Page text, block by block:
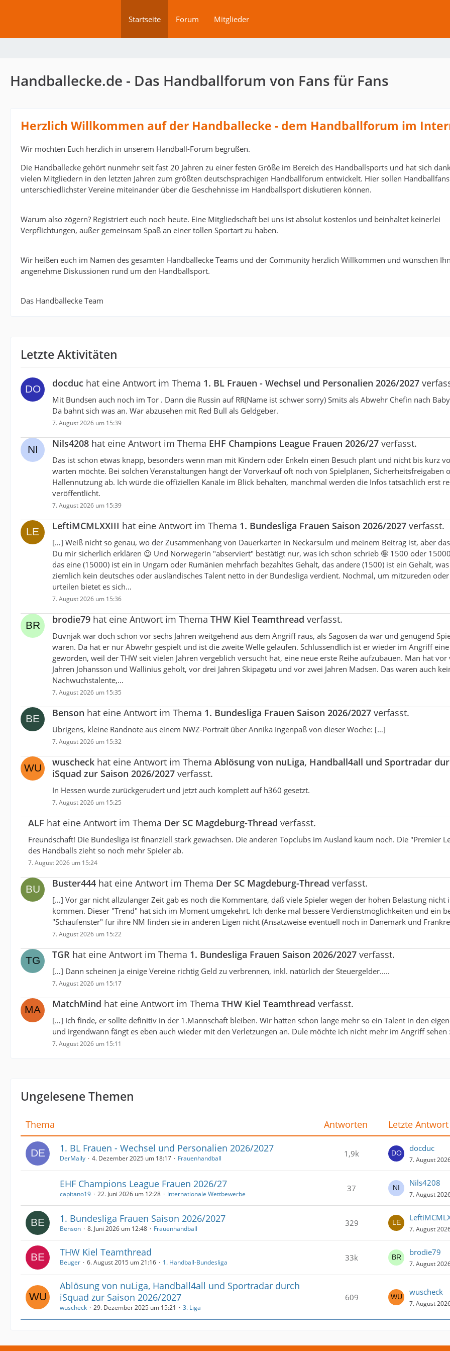
Startseite Forum Mitglieder
Handballecke.de - Das Handballforum von Fans für Fans
Herzlich Willkommen auf der Handballecke - dem Handballforum im
Wir möchten Euch herzlich in unserem Handball-Forum begrüßen.
Die Handballecke gehört nunmehr seit fast 20 Jahren zu einer festen Größe im Bereich des Handballsports und hat sich
vielen Mitgliedern in den letzten Jahren zum größten deutschsprachigen Handballforum entwickelt. Hier sollen Handballfans
unterschiedlichster Vereine miteinander über die Geschehnisse im Handballsport diskutieren können.
Warum also zögern? Registriert euch noch heute. Eine Mitgliedschaft bei uns ist absolut kostenlos und beinhaltet keinerlei
Verpflichtungen, außer gemeinsam Spaß an einer tollen Sportart zu haben.
Wir heißen euch im Namen des gesamten Handballecke Teams und der Community herzlich Willkommen und wünschen
angenehme Diskussionen rund um den Handballsport.
Das Handballecke Team
Letzte Aktivitäten
docduc hat eine Antwort im Thema 1. BL Frauen - Wechsel und Personalien 2026/2027
Mit Bundsen auch noch im Tor . Dann die Russin auf RR(Name ist schwer sorry) Smits als Abwehr Chefin nach
Da bahnt sich was an. War abzusehen mit Red Bull als Geldgeber.
7. August 2026 um 15:39
Nils4208 hat eine Antwort im Thema EHF Champions League Frauen 2026/27 verfasst.
Das ist schon etwas knapp, besonders wenn man mit Kindern oder Enkeln einen Besuch plant und nicht bis kurz
warten möchte. Bei solchen Veranstaltungen hängt der Vorverkauf oft noch von Spielplänen, Sicherheitsfreigaben
Hallennutzung ab. Ich würde die offiziellen Kanäle im Blick behalten, manchmal werden die Infos tatsächlich erst
veröffentlicht.
7. August 2026 um 15:39
LeftiMCMLXXIII hat eine Antwort im Thema 1. Bundesliga Frauen Saison 2026/2027 verfasst.
[…] Weiß nicht so genau, wo der Zusammenhang von Dauerkarten in Neckarsulm und meinem Beitrag ist, aber
Du mir sicherlich erklären 😉 Und Norwegerin "abserviert" bestätigt nur, was ich schon schrieb 🤪 1500 oder
das eine (15000) ist ein in Ungarn oder Rumänien mehrfach bezahltes Gehalt, das andere (1500) ist ein Gehalt,
ziemlich kein deutsches oder ausländisches Talent netto in der Bundesliga verdient. Nochmal, um mitzureden oder
urteilen bietet es sich…
7. August 2026 um 15:36
brodie79 hat eine Antwort im Thema THW Kiel Teamthread verfasst.
Duvnjak war doch schon vor sechs Jahren weitgehend aus dem Angriff raus, als Sagosen da war und genügend
waren. Da hat er nur Abwehr gespielt und ist die zweite Welle gelaufen. Schlussendlich ist er wieder im Angriff
geworden, weil der THW seit vielen Jahren vergeblich versucht hat, eine neue erste Reihe aufzubauen. Man hat vor
Jahren Johansson und Wallinius geholt, vor drei Jahren Skipagøtu und vor zwei Jahren Madsen. Das waren auch
Nachwuchstalente,…
7. August 2026 um 15:35
Benson hat eine Antwort im Thema 1. Bundesliga Frauen Saison 2026/2027 verfasst.
Übrigens, kleine Randnote aus einem NWZ-Portrait über Annika Ingenpaß von dieser Woche: […]
7. August 2026 um 15:32
wuscheck hat eine Antwort im Thema Ablösung von nuLiga, Handball4all und Sportradar
iSquad zur Saison 2026/2027 verfasst.
In Hessen wurde zurückgerudert und jetzt auch komplett auf h360 gesetzt.
7. August 2026 um 15:25
ALF hat eine Antwort im Thema Der SC Magdeburg-Thread verfasst.
Freundschaft! Die Bundesliga ist finanziell stark gewachsen. Die anderen Topclubs im Ausland kaum noch. Die "Premier
des Handballs zieht so noch mehr Spieler ab.
7. August 2026 um 15:24
Buster444 hat eine Antwort im Thema Der SC Magdeburg-Thread verfasst.
[…] Vor gar nicht allzulanger Zeit gab es noch die Kommentare, daß viele Spieler wegen der hohen Belastung nicht
kommen. Dieser "Trend" hat sich im Moment umgekehrt. Ich denke mal bessere Verdienstmöglichkeiten und ein
"Schaufenster" für ihre NM finden sie in anderen Ligen nicht (Ansatzweise eventuell noch in Dänemark und
7. August 2026 um 15:22
TGR hat eine Antwort im Thema 1. Bundesliga Frauen Saison 2026/2027 verfasst.
[…] Dann scheinen ja einige Vereine richtig Geld zu verbrennen, inkl. natürlich der Steuergelder.....
7. August 2026 um 15:17
MatchMind hat eine Antwort im Thema THW Kiel Teamthread verfasst.
[…] Ich finde, er sollte definitiv in der 1.Mannschaft bleiben. Wir hatten schon lange mehr so ein Talent in den
und irgendwann fängt es eben auch wieder mit den Verletzungen an. Dule möchte ich nicht mehr im Angriff sehen
7. August 2026 um 15:11
Ungelesene Themen
Thema Antworten
Letzte Antwort
1. BL Frauen - Wechsel und Personalien 2026/2027
DerMaily 4. Dezember 2025 um 18:17 Frauenhandball 1,9k
docduc
7. August
EHF Champions League Frauen 2026/27
capitano19 22. Juni 2026 um 12:28 Internationale Wettbewerbe
37
Nils4208
7. August
1. Bundesliga Frauen Saison 2026/2027
Benson 8. Juni 2026 um 12:48 Frauenhandball
329
7. August
THW Kiel Teamthread
Beuger 6. August 2015 um 21:16 1. Handball-Bundesliga 33k
brodie79
7. August
Ablösung von nuLiga, Handball4all und Sportradar durch
iSquad zur Saison 2026/2027
wuscheck 29. Dezember 2025 um 15:21 3. Liga
609
wuscheck
7. August